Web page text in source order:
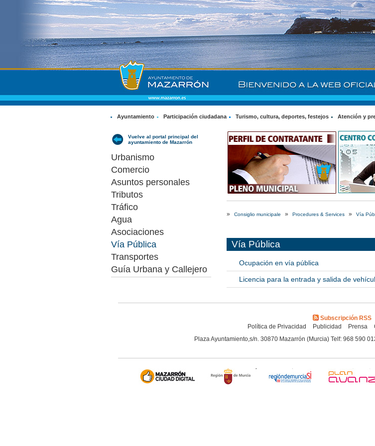
Ayuntamiento Participación ciudadana Turismo, cultura, deportes, festejos Atención y
Vuelve al portal principal del
ayuntamiento de Mazarrón
Urbanismo
Comercio
Asuntos personales
Tributos
Tráfico
Agua
Asociaciones
Vía Pública
Transportes
Guía Urbana y Callejero
» Consiglio municipale » Procedures & Services » Vía
Vía Pública
Ocupación en vía pública
Licencia para la entrada y salida de
Subscripción RSS
Política de Privacidad
Publicidad Prensa
Plaza Ayuntamiento,s/n. 30870 Mazarrón (Murcia) Telf: 968 590